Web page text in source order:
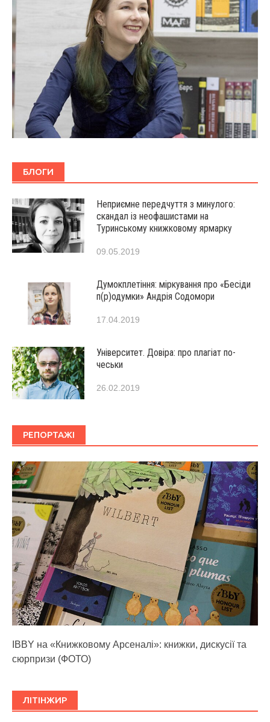
БЛОГИ
Неприємне передчуття з минулого:
скандал із неофашистами на
Туринському книжковому ярмарку
09.05.2019
Думокплетіння: міркування про «Бесіди
п(р)одумки» Андрія Содомори
17.04.2019
Університет. Довіра: про плагіат по-
чеськи
26.02.2019
РЕПОРТАЖІ
IBBY на «Книжковому Арсеналі»: книжки, дискусії та
сюрпризи (ФОТО)
ЛІТІНЖИР